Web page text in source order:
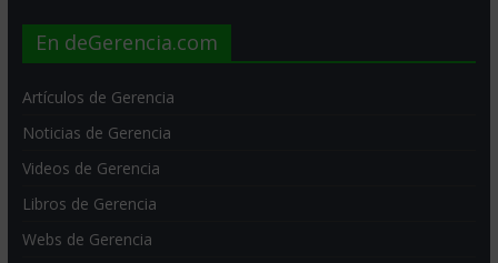
En deGerencia.com
Artículos de Gerencia
Noticias de Gerencia
Videos de Gerencia
Libros de Gerencia
Webs de Gerencia